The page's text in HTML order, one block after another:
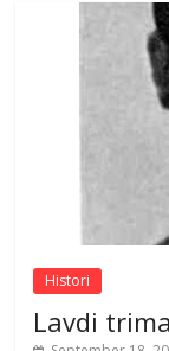
Histori
Lavdi